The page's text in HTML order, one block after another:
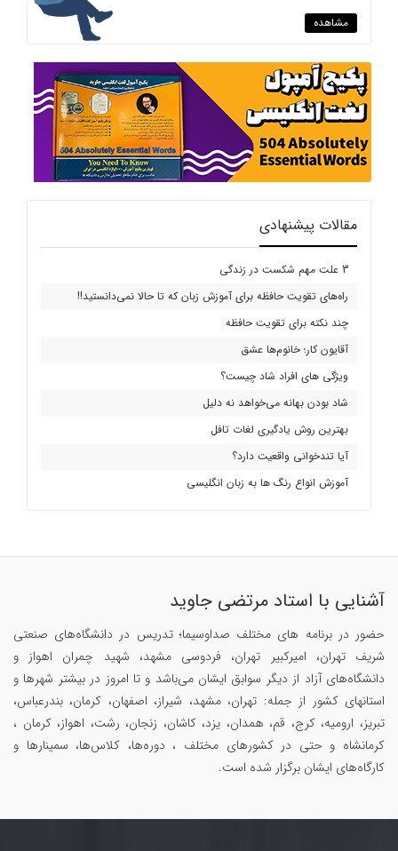
مشاهده
مقالات پیشنهادی
3 علت مهم شکست در زندگی
راه‌های تقویت حافظه برای آموزش زبان که تا حالا نمی‌دانستید!!
چند نکته برای تقویت حافظه
آقایون کار؛ خانوم‌ها عشق
ویژگی های افراد شاد چیست؟
شاد بودن بهانه می‌خواهد نه دلیل
بهترین روش یادگیری لغات تافل
آیا تندخوانی واقعیت دارد؟
آموزش انواع رنگ ها به زبان انگلیسی
آشنایی با استاد مرتضی جاوید
حضور در برنامه های مختلف صداوسیما؛ تدریس در دانشگاه‌های صنعتی
شریف تهران، امیرکبیر تهران، فردوسی مشهد، شهید چمران اهواز و
دانشگاه‌های آزاد از دیگر سوابق ایشان می‌باشد و تا امروز در بیشتر شهرها و
استانهای کشور از جمله: تهران، مشهد، شیراز، اصفهان، کرمان، بندرعباس،
تبریز، ارومیه، کرج، قم، همدان، یزد، کاشان، زنجان، رشت، اهواز، کرمان ،
کرمانشاه و حتی در کشورهای مختلف ، دوره‌ها، کلاس‌ها، سمینار‌ها و
کارگاه‌های ایشان برگزار شده است.